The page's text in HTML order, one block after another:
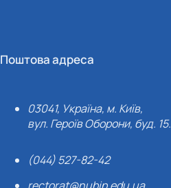
Поштова адреса
03041, Україна, м. Київ,
вул. Героїв Оборони, буд. 15.
(044) 527-82-42